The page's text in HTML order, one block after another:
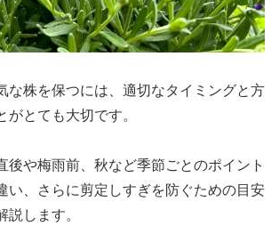
な株を保つには、適切なタイミングと方
がとても大切です。
後や梅雨前、秋など季節ごとのポイント
い、さらに剪定しすぎを防ぐための目安
説します。